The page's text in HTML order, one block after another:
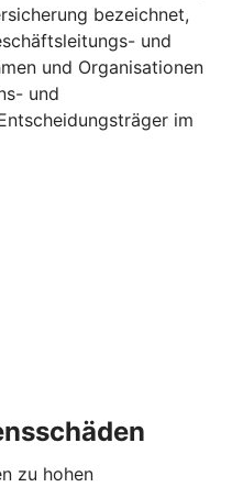
bezeichnet,
und
und Organisationen
und
im
zu hohen